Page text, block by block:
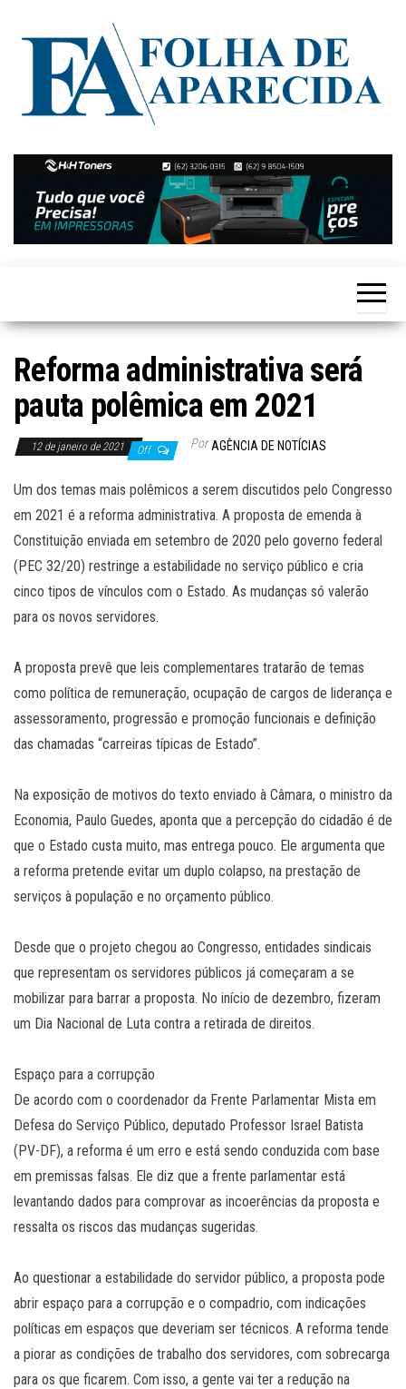
Folha de
Aparecida
Notícias
de
Aparecida
de
Goiânia
Reforma administrativa será
pauta polêmica em 2021
12 de janeiro de 2021 Off Por AGÊNCIA DE NOTÍCIAS
Um dos temas mais polêmicos a serem discutidos pelo Congresso
em 2021 é a reforma administrativa. A proposta de emenda à
Constituição enviada em setembro de 2020 pelo governo federal
(PEC 32/20) restringe a estabilidade no serviço público e cria
cinco tipos de vínculos com o Estado. As mudanças só valerão
para os novos servidores.
A proposta prevê que leis complementares tratarão de temas
como política de remuneração, ocupação de cargos de liderança e
assessoramento, progressão e promoção funcionais e definição
das chamadas “carreiras típicas de Estado”.
Na exposição de motivos do texto enviado à Câmara, o ministro da
Economia, Paulo Guedes, aponta que a percepção do cidadão é de
que o Estado custa muito, mas entrega pouco. Ele argumenta que
a reforma pretende evitar um duplo colapso, na prestação de
serviços à população e no orçamento público.
Desde que o projeto chegou ao Congresso, entidades sindicais
que representam os servidores públicos já começaram a se
mobilizar para barrar a proposta. No início de dezembro, fizeram
um Dia Nacional de Luta contra a retirada de direitos.
Espaço para a corrupção
De acordo com o coordenador da Frente Parlamentar Mista em
Defesa do Serviço Público, deputado Professor Israel Batista
(PV-DF), a reforma é um erro e está sendo conduzida com base
em premissas falsas. Ele diz que a frente parlamentar está
levantando dados para comprovar as incoerências da proposta e
ressalta os riscos das mudanças sugeridas.
Ao questionar a estabilidade do servidor público, a proposta pode
abrir espaço para a corrupção e o compadrio, com indicações
políticas em espaços que deveriam ser técnicos. A reforma tende
a piorar as condições de trabalho dos servidores, com sobrecarga
para os que ficarem. Com isso, a gente vai ter a redução na